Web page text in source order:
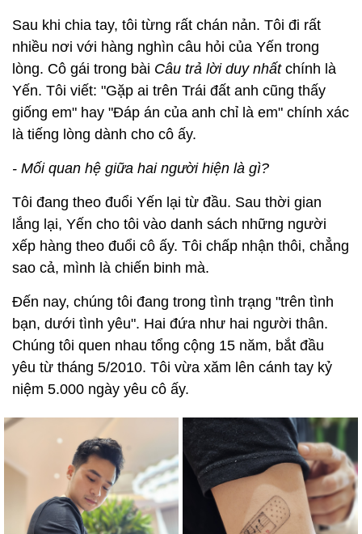
Sau khi chia tay, tôi từng rất chán nản. Tôi đi rất
nhiều nơi với hàng nghìn câu hỏi của Yến trong
lòng. Cô gái trong bài Câu trả lời duy nhấtchính là
Yến. Tôi viết: "Gặp ai trên Trái đất anh cũng thấy
giống em" hay "Đáp án của anh chỉ là em" chính xác
là tiếng lòng dành cho cô ấy.
- Mối quan hệ giữa hai người hiện là gì?
Tôi đang theo đuổi Yến lại từ đầu. Sau thời gian
lắng lại, Yến cho tôi vào danh sách những người
xếp hàng theo đuổi cô ấy. Tôi chấp nhận thôi, chẳng
sao cả, mình là chiến binh mà.
Đến nay, chúng tôi đang trong tình trạng "trên tình
bạn, dưới tình yêu". Hai đứa như hai người thân.
Chúng tôi quen nhau tổng cộng 15 năm, bắt đầu
yêu từ tháng 5/2010. Tôi vừa xăm lên cánh tay kỷ
niệm 5.000 ngày yêu cô ấy.